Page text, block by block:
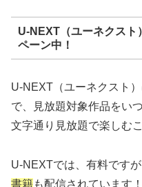
U-NEXT（ユーネクスト
ペーン中！
U-NEXT（ユーネクスト
で、見放題対象作品をい
文字通り見放題で楽しむ
U-NEXTでは、有料ですが
書籍も配信されています！